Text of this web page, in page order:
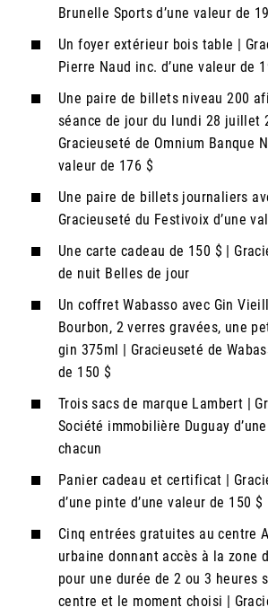
Brunelle Sports d’une valeur de
Un foyer extérieur bois table |
Pierre Naud inc. d’une valeur de
Une paire de billets niveau 200
séance de jour du lundi 28 juillet
Gracieuseté de Omnium Banque
valeur de 176 $
Une paire de billets journaliers
Gracieuseté du Festivoix d’une
Une carte cadeau de 150 $ |
de nuit Belles de jour
Un coffret Wabasso avec Gin
Bourbon, 2 verres gravées, une
gin 375ml | Gracieuseté de
de 150 $
Trois sacs de marque Lambert |
Société immobilière Duguay
chacun
Panier cadeau et certificat |
d’une pinte d’une valeur de 150 $
Cinq entrées gratuites au centre
urbaine donnant accès à la zone
pour une durée de 2 ou 3 heures
centre et le moment choisi |